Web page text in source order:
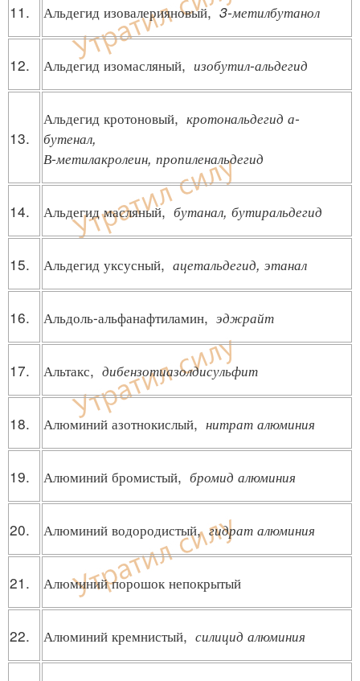
11. Альдегид изовалерияновый, 3-метилбутанол
12. Альдегид изомасляный, изобутил-альдегид
13.
Альдегид кротоновый, кротональдегид а-
бутенал,
В-метилакролеин, пропиленальдегид
14. Альдегид масляный, бутанал, бутиральдегид
15. Альдегид уксусный, ацетальдегид, этанал
16. Альдоль-альфанафтиламин, эджрайт
17. Альтакс, дибензотиазолдисульфит
18. Алюминий азотнокислый, нитрат алюминия
19. Алюминий бромистый, бромид алюминия
20. Алюминий водородистый, гидрат алюминия
21. Алюминий порошок непокрытый
22. Алюминий кремнистый, силицид алюминия